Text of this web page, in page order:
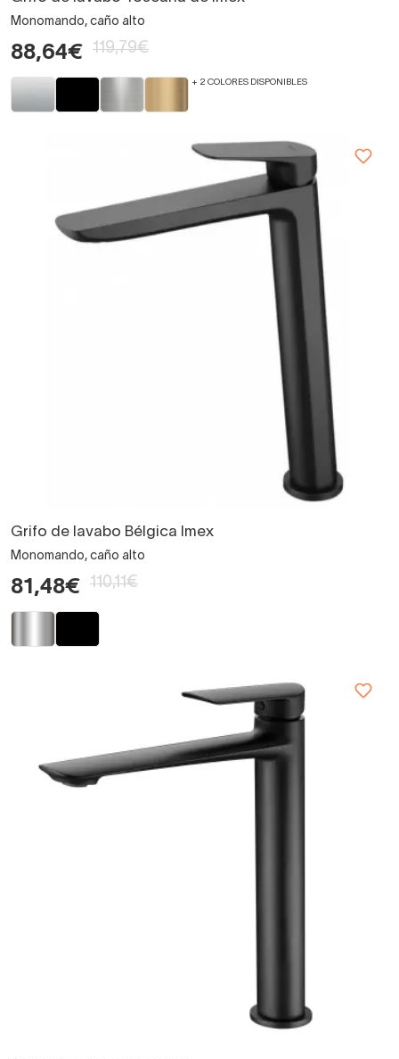
Monomando, caño alto
88,64€ 119,79€
+ 2 COLORES DISPONIBLES
Grifo de lavabo Bélgica Imex
Monomando, caño alto
81,48€ 110,11€